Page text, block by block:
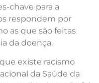
chave para a
respondem por
as que são feitas
da doença.
existe racismo
da Saúde da